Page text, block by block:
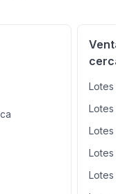
Venta
Lotes y
Lotes y
Lotes y
Lotes y
Lotes y